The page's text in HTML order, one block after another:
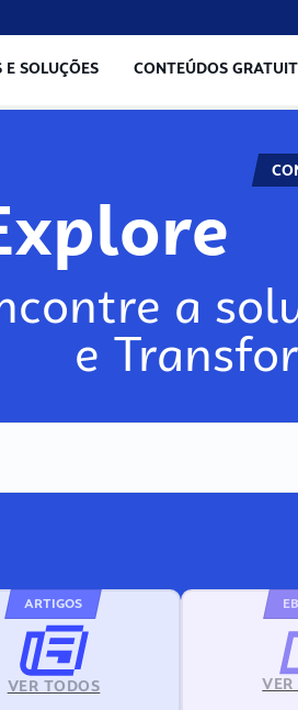
E SOLUÇÕES CONTEÚDOS
a
e
ARTIGOS
VER TODOS VER